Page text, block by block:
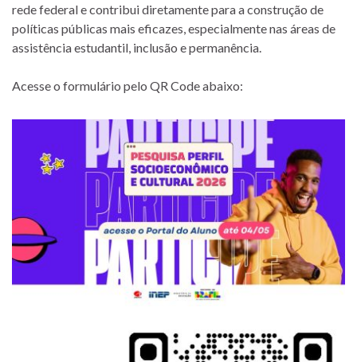
rede federal e contribui diretamente para a construção de
políticas públicas mais eficazes, especialmente nas áreas de
assistência estudantil, inclusão e permanência.
Acesse o formulário pelo QR Code abaixo: